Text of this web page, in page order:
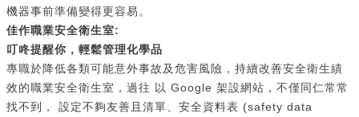
機器事前準備變得更容易。
佳作職業安全衛生室:
叮咚提醒你，輕鬆管理化學品
專職於降低各類可能意外事故及危害風險，持續改善安全衛生績
效的職業安全衛生室，過往 以 Google 架設網站，不僅同仁常常
找不到， 設定不夠友善且清單、安全資料表 (safety data